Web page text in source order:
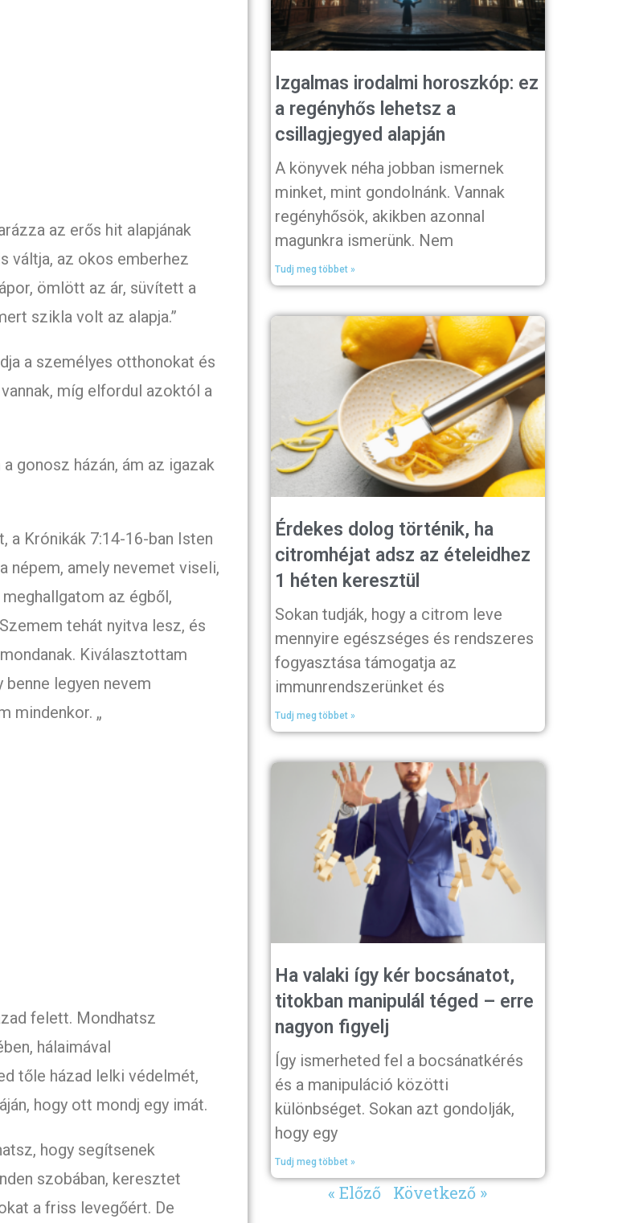
az erős hit alapjának
váltja, az okos emberhez
ömlött az ár, süvített a
szikla volt az alapja.”
a személyes otthonokat és
míg elfordul azoktól a
gonosz házán, ám az igazak
a Krónikák 7:14-16-ban Isten
népem, amely nevemet viseli,
az égből,
tehát nyitva lesz, és
Kiválasztottam
legyen nevem
mindenkor. „
felett. Mondhatsz
hálaimával
tőle házad lelki védelmét,
hogy ott mondj egy imát.
hogy segítsenek
szobában, keresztet
a friss levegőért. De
Izgalmas irodalmi horoszkóp: ez
a regényhős lehetsz a
csillagjegyed alapján
A könyvek néha jobban ismernek
minket, mint gondolnánk. Vannak
regényhősök, akikben azonnal
magunkra ismerünk. Nem
Tudj meg többet »
Érdekes dolog történik, ha
citromhéjat adsz az ételeidhez
1 héten keresztül
Sokan tudják, hogy a citrom leve
mennyire egészséges és rendszeres
fogyasztása támogatja az
immunrendszerünket és
Tudj meg többet »
Ha valaki így kér bocsánatot,
titokban manipulál téged – erre
nagyon figyelj
Így ismerheted fel a bocsánatkérés
és a manipuláció közötti
különbséget. Sokan azt gondolják,
hogy egy
Tudj meg többet »
« Előző Következő »